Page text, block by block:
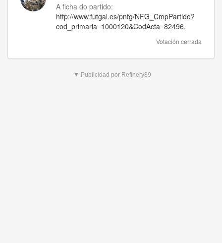
A ficha do partido:
http://www.futgal.es/pnfg/NFG_CmpPartido?
cod_primaria=1000120&CodActa=82496.
Votación cerrada
▼ Publicidad por Refinery89